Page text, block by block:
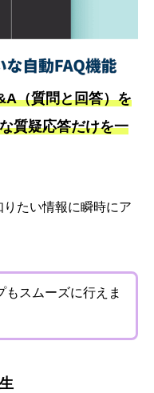
（質問と回答）を
質疑応答だけを一
たい情報に瞬時にア
スムーズに行えま